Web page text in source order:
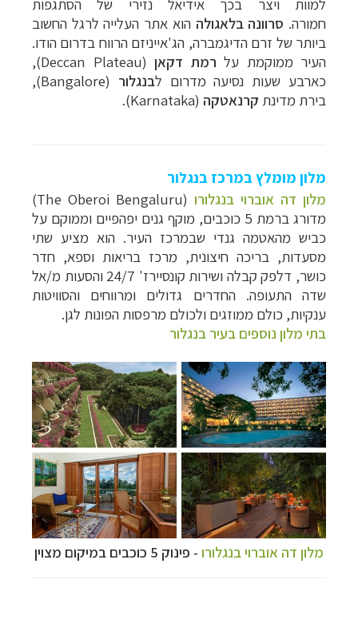
חמורה. סרוונה בלאגולה הוא אתר העלייה לרגל החשוב
ביותר של זרם הדיגמברה, הג'אייניזם הרווח בדרום הודו.
העיר ממוקמת על רמת דקאן (
Deccan Plateau
),
כארבע שעות נסיעה מדרום לבנגלור (
Bangalore
),
בירת מדינת קרנאטקה (
Karnataka
).
מלון מומלץ במרכז בנגלור
מלון דה אוברוי בנגלורו
(The Oberoi Bengaluru)
מדורג ברמת 5 כוכבים, מוקף גנים יפהפיים וממוקם על
כביש מהאטמה גנדי שבמרכז העיר. הוא מציע שתי
מסעדות, בריכה חיצונית, מרכז בריאות וספא, חדר
כושר, דלפק קבלה ושירות קונסיירז' 24/7 והסעות מ/אל
שדה התעופה. החדרים גדולים ומרווחים והסוויטות
ענקיות, כולם ממוזגים ולכולם מרפסות הפונות לגן.
בתי מלון נוספים בעיר בנגלור
מלון דה אוברוי בנגלורו - פינוק 5 כוכבים במיקום מצוין